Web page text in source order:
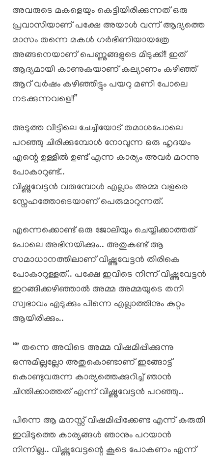
അവരുടെ മകളെയും കെട്ടിയിരിക്കുന്നത് ഒരു
പ്രവാസിയാണ് പക്ഷേ അയാൾ വന്ന് ആദ്യത്തെ
മാസം തന്നെ മകൾ ഗർഭിണിയായത്രേ
അങ്ങനെയാണ് പെണ്ണുങ്ങളുടെ മിടുക്ക്!! ഇത്
ആദ്യമായി കാണുകയാണ് കല്യാണം കഴിഞ്ഞ്
ആറ് വർഷം കഴിഞ്ഞിട്ടും പയറു മണി പോലെ
നടക്കുന്നവളെ!!”
അടുത്ത വീട്ടിലെ ചേച്ചിയോട് തമാശപോലെ
പറഞ്ഞു ചിരിക്കുമ്പോൾ നോവുന്ന ഒരു ഹൃദയം
എന്റെ ഉള്ളിൽ ഉണ്ട് എന്ന കാര്യം അവർ മറന്നു
പോകാറുണ്ട്..
വിഷ്ണുവേട്ടൻ വരുമ്പോൾ എല്ലാം അമ്മ വളരെ
സ്നേഹത്തോടെയാണ് പെരുമാറുന്നത്.
എന്നെക്കൊണ്ട് ഒരു ജോലിയും ചെയ്യിക്കാത്തത്
പോലെ അഭിനയിക്കും.. അതുകണ്ട് ആ
സമാധാനത്തിലാണ് വിഷ്ണുവേട്ടൻ തിരികെ
പോകാറുള്ളത്.. പക്ഷേ ഇവിടെ നിന്ന് വിഷ്ണുവേട്ടൻ
ഇറങ്ങിക്കഴിഞ്ഞാൽ അമ്മ അമ്മയുടെ തനി
സ്വഭാവം എടുക്കും പിന്നെ എല്ലാത്തിനും കുറ്റം
ആയിരിക്കും..
“” തന്നെ അവിടെ അമ്മ വിഷമിപ്പിക്കുന്നു
ഒന്നുമില്ലല്ലോ അതുകൊണ്ടാണ് ഇങ്ങോട്ട്
കൊണ്ടുവരുന്ന കാര്യത്തെക്കുറിച്ച് ഞാൻ
ചിന്തിക്കാത്തത് എന്ന് വിഷ്ണുവേട്ടൻ പറഞ്ഞു..
പിന്നെ ആ മനസ്സ് വിഷമിപ്പിക്കേണ്ട എന്ന് കരുതി
ഇവിടുത്തെ കാര്യങ്ങൾ ഞാനും പറയാൻ
നിന്നില്ല.. വിഷ്ണുവേട്ടന്റെ കൂടെ പോകണം എന്ന്